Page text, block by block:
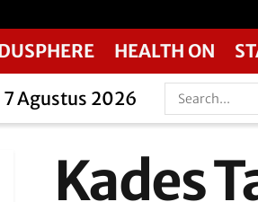
HEALTH ON
7 Agustus 2026
Kades